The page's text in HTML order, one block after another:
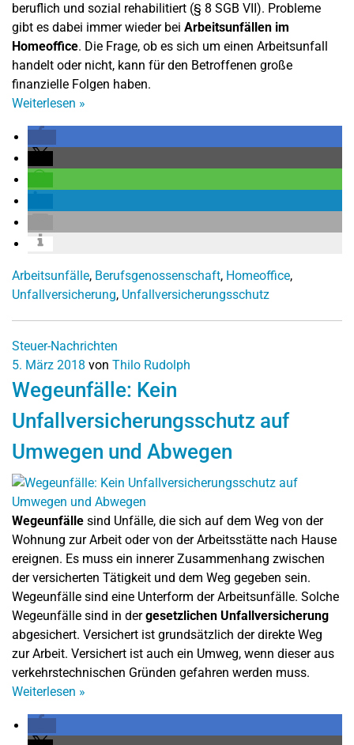
beruflich und sozial rehabilitiert (§ 8 SGB VII). Probleme
gibt es dabei immer wieder bei Arbeitsunfällen im
Homeoffice. Die Frage, ob es sich um einen Arbeitsunfall
handelt oder nicht, kann für den Betroffenen große
finanzielle Folgen haben.
Weiterlesen »
Arbeitsunfälle, Berufsgenossenschaft, Homeoffice,
Unfallversicherung, Unfallversicherungsschutz
Steuer-Nachrichten
5. März 2018 von Thilo Rudolph
Wegeunfälle: Kein
Unfallversicherungsschutz auf
Umwegen und Abwegen
Wegeunfälle sind Unfälle, die sich auf dem Weg von der
Wohnung zur Arbeit oder von der Arbeitsstätte nach Hause
ereignen. Es muss ein innerer Zusammenhang zwischen
der versicherten Tätigkeit und dem Weg gegeben sein.
Wegeunfälle sind eine Unterform der Arbeitsunfälle. Solche
Wegeunfälle sind in dergesetzlichen Unfallversicherung
abgesichert. Versichert ist grundsätzlich der direkte Weg
zur Arbeit. Versichert ist auch ein Umweg, wenn dieser aus
verkehrstechnischen Gründen gefahren werden muss.
Weiterlesen »